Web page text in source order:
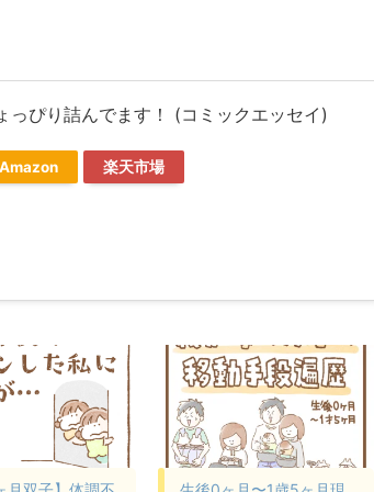
っぴり詰んでます！ (コミックエッセイ)
Amazon 楽天市場